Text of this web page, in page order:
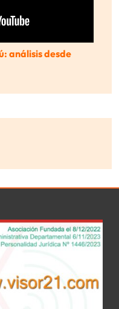
análisis desde